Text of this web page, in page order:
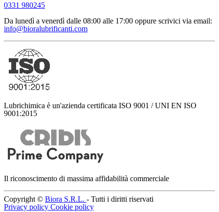
0331 980245
Da lunedì a venerdì dalle 08:00 alle 17:00 oppure scrivici via email:
info@bioralubrificanti.com
Lubrichimica è un'azienda certificata ISO 9001 / UNI EN ISO
9001:2015
Il riconoscimento di massima affidabilità commerciale
Copyright © Biora S.R.L. - Tutti i diritti riservati
Privacy policy Cookie policy